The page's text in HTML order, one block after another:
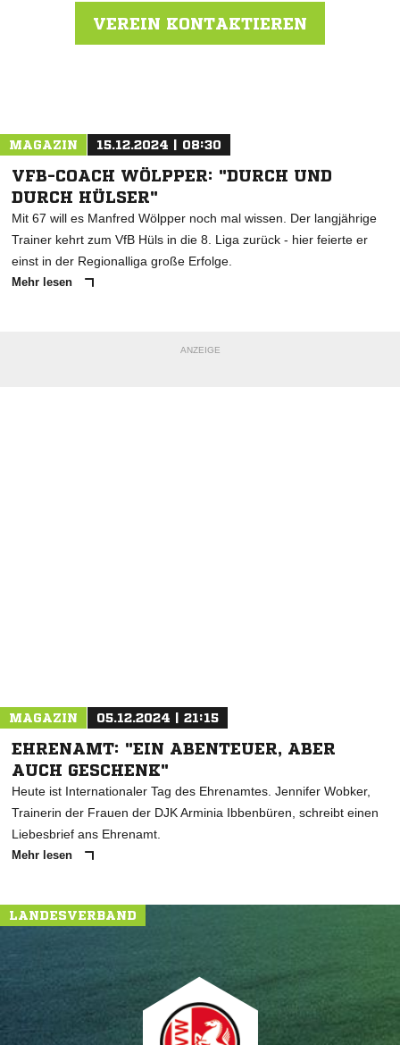
VEREIN KONTAKTIEREN
MAGAZIN 15.12.2024 | 08:30
VFB-COACH WÖLPPER: "DURCH UND
DURCH HÜLSER"
Mit 67 will es Manfred Wölpper noch mal wissen. Der langjährige
Trainer kehrt zum VfB Hüls in die 8. Liga zurück - hier feierte er
einst in der Regionalliga große Erfolge.
Mehr lesen
ANZEIGE
MAGAZIN 05.12.2024 | 21:15
EHRENAMT: "EIN ABENTEUER, ABER
AUCH GESCHENK"
Heute ist Internationaler Tag des Ehrenamtes. Jennifer Wobker,
Trainerin der Frauen der DJK Arminia Ibbenbüren, schreibt einen
Liebesbrief ans Ehrenamt.
Mehr lesen
LANDESVERBAND